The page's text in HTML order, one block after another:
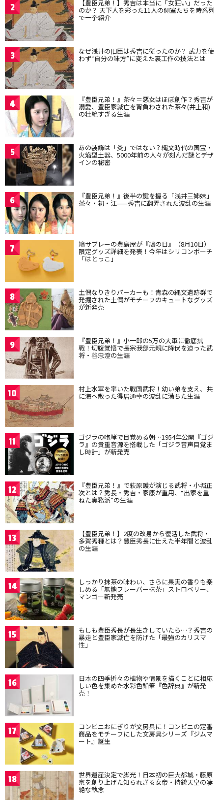
2 【豊臣兄弟！】秀吉は本当に「女狂い」だった
のか？ 天下人を彩った11人の側室たちを時系列
で一挙紹介
3 なぜ浅井の旧臣は秀吉に従ったのか？ 武力を使
わず“自分の味方”に変えた裏工作の技法とは
4 『豊臣兄弟！』茶々＝悪女はほぼ創作？秀吉が
溺愛、豊臣家滅亡を背負わされた茶々(井上和)
の壮絶すぎる生涯
5 あの装飾は「炎」ではない？縄文時代の国宝・
火焔型土器、5000年前の人々が刻んだ謎とデザ
インの秘密
6 『豊臣兄弟！』後半の鍵を握る「浅井三姉妹」
茶々・初・江——秀吉に翻弄された波乱の生涯
7 鳩サブレーの豊島屋が『鳩の日』（8月10日）
限定グッズ詳細を発表！今年はシリコンポーチ
「はとっこ」
8 土偶なりきりパーカーも！青森の縄文遺跡群で
発掘された土偶がモチーフのキュートなグッズ
が新発売
9 『豊臣兄弟！』小一郎の5万の大軍に徹底抗
戦！切腹覚悟で長宗我部元親に降伏を迫った武
将・谷忠澄の生涯
10 村上水軍を率いた戦国武将！幼い弟を支え、共
に海へ散った得居通幸の波乱に満ちた生涯
11 ゴジラの咆哮で目覚める朝…1954年公開『ゴジ
ラ』の貴重音源を搭載した「ゴジラ音声目覚ま
し時計」が新発売
12 『豊臣兄弟！』で萩原護が演じる武将・小堀正
次とは？秀長・秀吉・家康が重用、“出家を重
ねた実務派”の生涯
13 【豊臣兄弟！】2度の改易から復活した武将・
多賀秀種とは？豊臣秀長に仕えた半年間と波乱
の生涯
14 しっかり抹茶の味わい、さらに果実の香りも楽
しめる「無糖フレーバー抹茶」ストロベリー、
マンゴー新発売
15 もしも豊臣秀長が長生きしていたら…？秀吉の
暴走と豊臣家滅亡を防げた「最強のカリスマ
性」
16 日本の四季折々の植物や情景を描くことに相応
しい色を集めた水彩色鉛筆『色辞典』が新発
売！
17 コンビニおにぎりが文房具に！コンビニの定番
商品をモチーフにした文房具シリーズ『ジムマ
ート』誕生
18 世界遺産決定で脚光！日本初の巨大都城・藤原
京を創り上げた知られざる女帝・持統天皇の凄
絶な執念